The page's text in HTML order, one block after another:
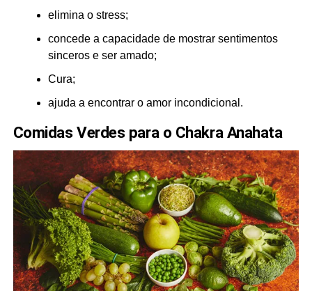
elimina o stress;
concede a capacidade de mostrar sentimentos
sinceros e ser amado;
Cura;
ajuda a encontrar o amor incondicional.
Comidas Verdes para o Chakra Anahata